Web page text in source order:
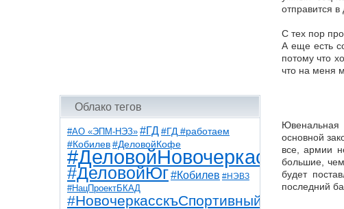
Облако тегов
#АО «ЭПМ-НЭЗ» #ГД #ГД #работаем
#Кобилев #ДеловойКофе
#ДеловойНовочеркасск
#ДеловойЮг#Кобилев #НЭВЗ
#НацПроектБКАД
#НовочеркасскъСпортивный
отправится
С тех пор
А еще есть
потому что
что на меня
Ювенальная
основной
все, армии
большие,
будет
последний